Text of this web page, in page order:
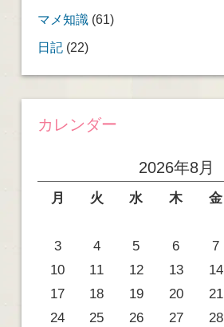
マメ知識(61)
日記(22)
カレンダー
2026年8月
月 火 水 木 金
3
4 5 6 7
10
11 12 13 14
17
18 19 20 21
24
25 26 27 28